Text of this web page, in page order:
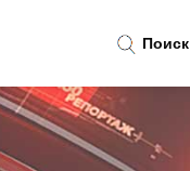
Поиск